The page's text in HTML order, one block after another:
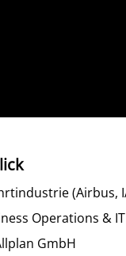
(Airbus,
Operations &
GmbH